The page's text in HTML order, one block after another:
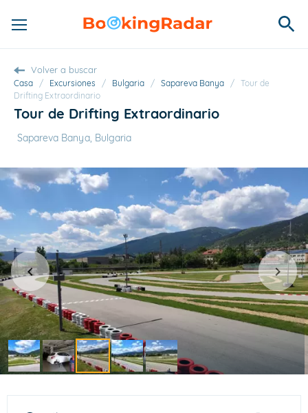
Casa / Excursiones / Bulgaria / Sapareva Banya / Tour de
Drifting Extraordinario
Volver a buscar
Tour de Drifting Extraordinario
Sapareva Banya, Bulgaria